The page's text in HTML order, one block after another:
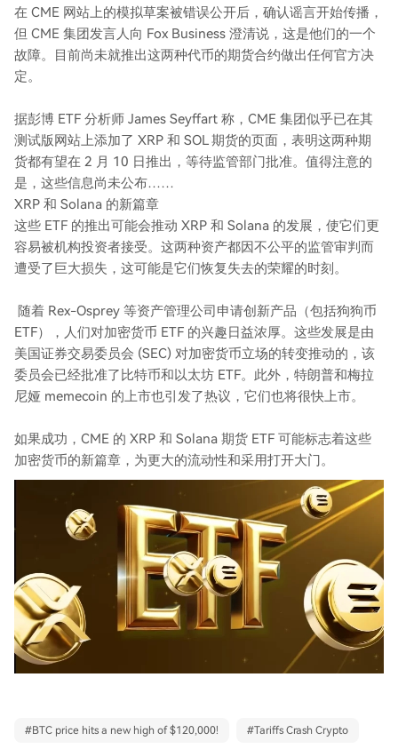
在 CME 网站上的模拟草案被错误公开后，确认谣言开始传播，
但 CME 集团发言人向 Fox Business 澄清说，这是他们的一个
故障。目前尚未就推出这两种代币的期货合约做出任何官方决
定。
据彭博 ETF 分析师 James Seyffart 称，CME 集团似乎已在其
测试版网站上添加了 XRP 和 SOL 期货的页面，表明这两种期
货都有望在 2 月 10 日推出，等待监管部门批准。值得注意的
是，这些信息尚未公布……
XRP 和 Solana 的新篇章
这些 ETF 的推出可能会推动 XRP 和 Solana 的发展，使它们更
容易被机构投资者接受。这两种资产都因不公平的监管审判而
遭受了巨大损失，这可能是它们恢复失去的荣耀的时刻。
随着 Rex-Osprey 等资产管理公司申请创新产品（包括狗狗币
ETF），人们对加密货币 ETF 的兴趣日益浓厚。这些发展是由
美国证券交易委员会 (SEC) 对加密货币立场的转变推动的，该
委员会已经批准了比特币和以太坊 ETF。此外，特朗普和梅拉
尼娅 memecoin 的上市也引发了热议，它们也将很快上市。
如果成功，CME 的 XRP 和 Solana 期货 ETF 可能标志着这些
加密货币的新篇章，为更大的流动性和采用打开大门。
#BTC price hits a new high of $120,000! #Tariffs Crash Crypto